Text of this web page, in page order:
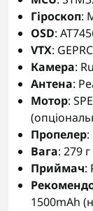
Гіроскоп:
OSD:
VTX:
Камера:
Антена:
Мотор:
Пропелер
Вага: 279
Приймач:
1500mAh